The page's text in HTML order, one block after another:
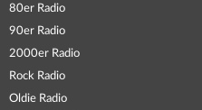
80er Radio
90er Radio
2000er Radio
Rock Radio
Oldie Radio